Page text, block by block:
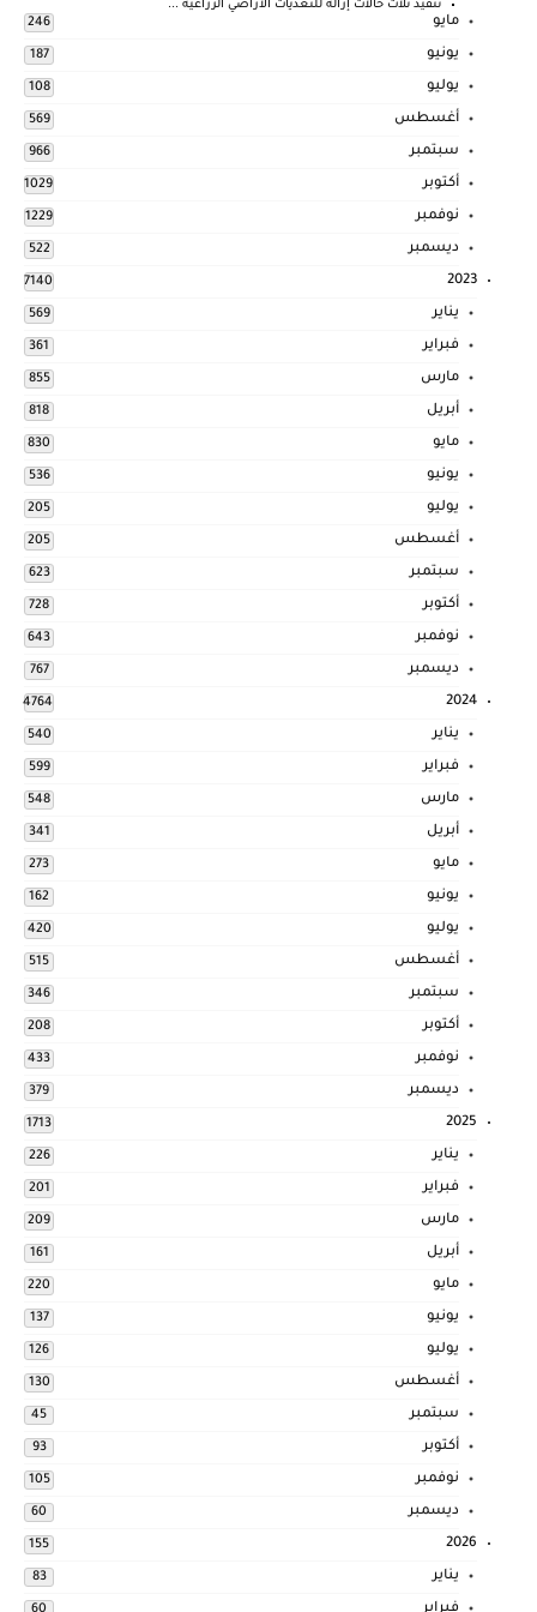
تنفيذ ثلاث حالات إزاله للتعديات الاراضي الزراعية ...
مايو 246
يونيو 187
يوليو 108
أغسطس 569
سبتمبر 966
أكتوبر 1029
نوفمبر 1229
ديسمبر 522
2023
7140
يناير 569
فبراير 361
مارس 855
أبريل 818
مايو 830
يونيو 536
يوليو 205
أغسطس 205
سبتمبر 623
أكتوبر 728
نوفمبر 643
ديسمبر 767
2024
4764
يناير 540
فبراير 599
مارس 548
أبريل 341
مايو 273
يونيو 162
يوليو 420
أغسطس 515
سبتمبر 346
أكتوبر 208
نوفمبر 433
ديسمبر 379
2025
1713
يناير 226
فبراير 201
مارس 209
أبريل 161
مايو 220
يونيو 137
يوليو 126
أغسطس 130
سبتمبر 45
أكتوبر 93
نوفمبر 105
ديسمبر 60
2026
155
يناير 83